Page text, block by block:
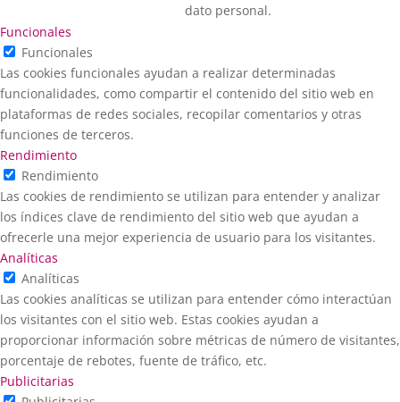
dato personal.
Funcionales
Funcionales
Las cookies funcionales ayudan a realizar determinadas
funcionalidades, como compartir el contenido del sitio web en
plataformas de redes sociales, recopilar comentarios y otras
funciones de terceros.
Rendimiento
Rendimiento
Las cookies de rendimiento se utilizan para entender y analizar
los índices clave de rendimiento del sitio web que ayudan a
ofrecerle una mejor experiencia de usuario para los visitantes.
Analíticas
Analíticas
Las cookies analíticas se utilizan para entender cómo interactúan
los visitantes con el sitio web. Estas cookies ayudan a
proporcionar información sobre métricas de número de visitantes,
porcentaje de rebotes, fuente de tráfico, etc.
Publicitarias